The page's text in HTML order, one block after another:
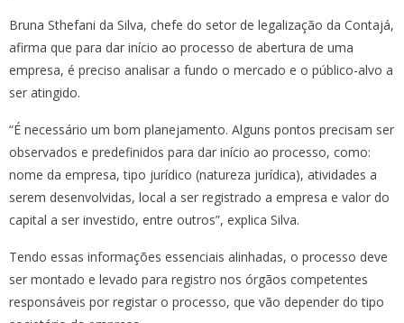
Bruna Sthefani da Silva, chefe do setor de legalização da Contajá,
afirma que para dar início ao processo de abertura de uma
empresa, é preciso analisar a fundo o mercado e o público-alvo a
ser atingido.
“É necessário um bom planejamento. Alguns pontos precisam ser
observados e predefinidos para dar início ao processo, como:
nome da empresa, tipo jurídico (natureza jurídica), atividades a
serem desenvolvidas, local a ser registrado a empresa e valor do
capital a ser investido, entre outros”, explica Silva.
Tendo essas informações essenciais alinhadas, o processo deve
ser montado e levado para registro nos órgãos competentes
responsáveis por registar o processo, que vão depender do tipo